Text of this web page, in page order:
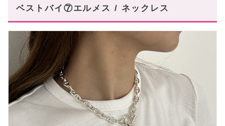
ベストバイ⑦エルメス / ネックレス